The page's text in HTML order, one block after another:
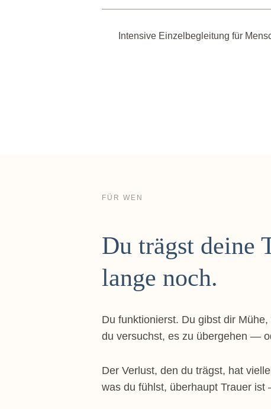
Intensive Einzelbegleitung für
FÜR WEN
Du trägst deine
lange noch.
Du funktionierst. Du gibst dir
du versuchst, es zu übergehen —
Der Verlust, den du trägst, hat
was du fühlst, überhaupt Trauer